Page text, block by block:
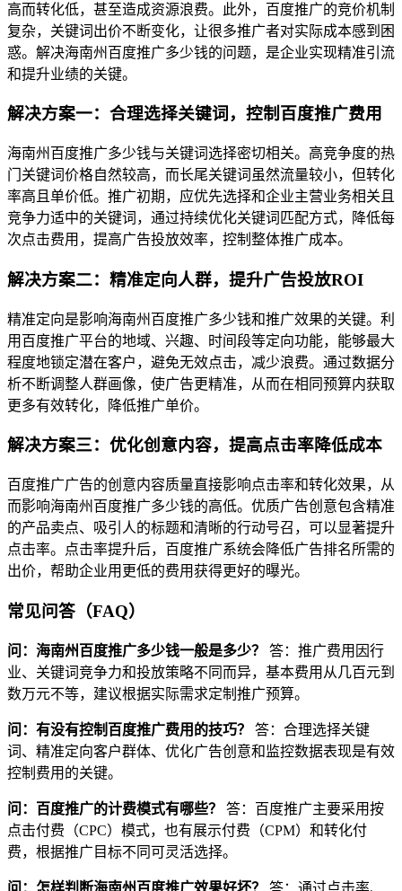
高而转化低，甚至造成资源浪费。此外，百度推广的竞价机制
复杂，关键词出价不断变化，让很多推广者对实际成本感到困
惑。解决海南州百度推广多少钱的问题，是企业实现精准引流
和提升业绩的关键。
解决方案一：合理选择关键词，控制百度推广费用
海南州百度推广多少钱与关键词选择密切相关。高竞争度的热
门关键词价格自然较高，而长尾关键词虽然流量较小，但转化
率高且单价低。推广初期，应优先选择和企业主营业务相关且
竞争力适中的关键词，通过持续优化关键词匹配方式，降低每
次点击费用，提高广告投放效率，控制整体推广成本。
解决方案二：精准定向人群，提升广告投放ROI
精准定向是影响海南州百度推广多少钱和推广效果的关键。利
用百度推广平台的地域、兴趣、时间段等定向功能，能够最大
程度地锁定潜在客户，避免无效点击，减少浪费。通过数据分
析不断调整人群画像，使广告更精准，从而在相同预算内获取
更多有效转化，降低推广单价。
解决方案三：优化创意内容，提高点击率降低成本
百度推广广告的创意内容质量直接影响点击率和转化效果，从
而影响海南州百度推广多少钱的高低。优质广告创意包含精准
的产品卖点、吸引人的标题和清晰的行动号召，可以显著提升
点击率。点击率提升后，百度推广系统会降低广告排名所需的
出价，帮助企业用更低的费用获得更好的曝光。
常见问答（FAQ）
问：海南州百度推广多少钱一般是多少？
答：推广费用因行
业、关键词竞争力和投放策略不同而异，基本费用从几百元到
数万元不等，建议根据实际需求定制推广预算。
问：有没有控制百度推广费用的技巧？
答：合理选择关键
词、精准定向客户群体、优化广告创意和监控数据表现是有效
控制费用的关键。
问：百度推广的计费模式有哪些？
答：百度推广主要采用按
点击付费（CPC）模式，也有展示付费（CPM）和转化付
费，根据推广目标不同可灵活选择。
问：怎样判断海南州百度推广效果好坏？ 答：通过点击率、